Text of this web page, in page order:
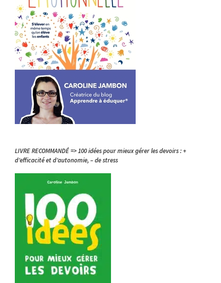
LIVRE RECOMMANDÉ => 100 idées pour mieux gérer les devoirs : +
d’efficacité et d’autonomie, – de stress